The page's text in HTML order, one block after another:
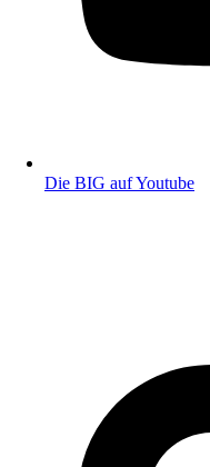
Die BIG auf Youtube